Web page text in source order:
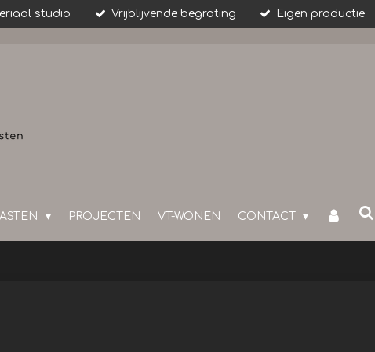
studio Vrijblijvende begroting Eigen productie
PROJECTEN VT-WONEN CONTACT